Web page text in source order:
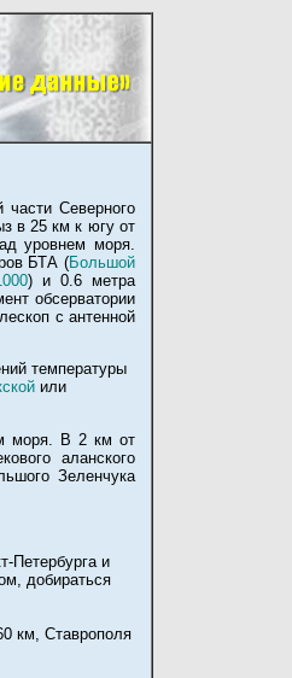
части Северного
в 25 км к югу от
уровнем моря.
БТА (Большой
) и 0.6 метра
обсерватории
с антенной
температуры
или
моря. В 2 км от
аланского
Зеленчука
Петербурга и
добираться
км, Ставрополя